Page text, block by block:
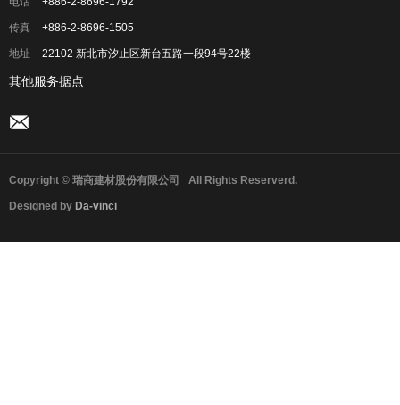
传真 +886-2-8696-1505
地址 22102 新北市汐止区新台五路一段94号22楼
其他服务据点
Copyright © 瑞商建材股份有限公司 All Rights Reserverd.
Designed by Da-vinci